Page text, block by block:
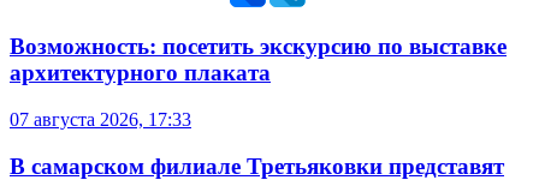
Возможность: посетить экскурсию по выставке
архитектурного плаката
07 августа 2026, 17:33
В самарском филиале Третьяковки представят